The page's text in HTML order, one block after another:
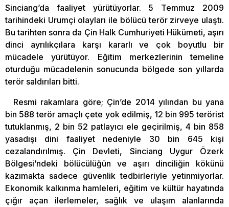
Sinciang’da faaliyet yürütüyorlar. 5 Temmuz 2009
tarihindeki Urumçi olayları ile bölücü terör zirveye ulaştı.
Bu tarihten sonra da Çin Halk Cumhuriyeti Hükümeti, aşırı
dinci ayrılıkçılara karşı kararlı ve çok boyutlu bir
mücadele yürütüyor. Eğitim merkezlerinin temeline
oturduğu mücadelenin sonucunda bölgede son yıllarda
terör saldırıları bitti.
Resmi rakamlara göre; Çin’de 2014 yılından bu yana
bin 588 terör amaçlı çete yok edilmiş, 12 bin 995 terörist
tutuklanmış, 2 bin 52 patlayıcı ele geçirilmiş, 4 bin 858
yasadışı dini faaliyet nedeniyle 30 bin 645 kişi
cezalandırılmış. Çin Devleti, Sinciang Uygur Özerk
Bölgesi’ndeki bölücülüğün ve aşırı dinciliğin kökünü
kazımakta sadece güvenlik tedbirleriyle yetinmiyorlar.
Ekonomik kalkınma hamleleri, eğitim ve kültür hayatında
çığır açan ilerlemeler, sağlık ve ulaşım alanlarında